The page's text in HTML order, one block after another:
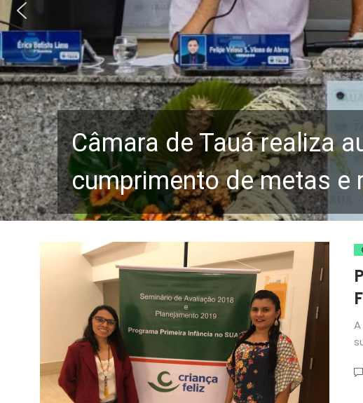
Câmara de Tauá realiza
cumprimento de metas e